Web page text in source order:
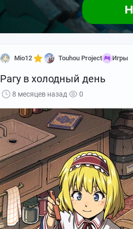
犬野ラクガキ
Mio12 Touhou Project Игры
Рагу в холодный день
8 месяцев назад 0